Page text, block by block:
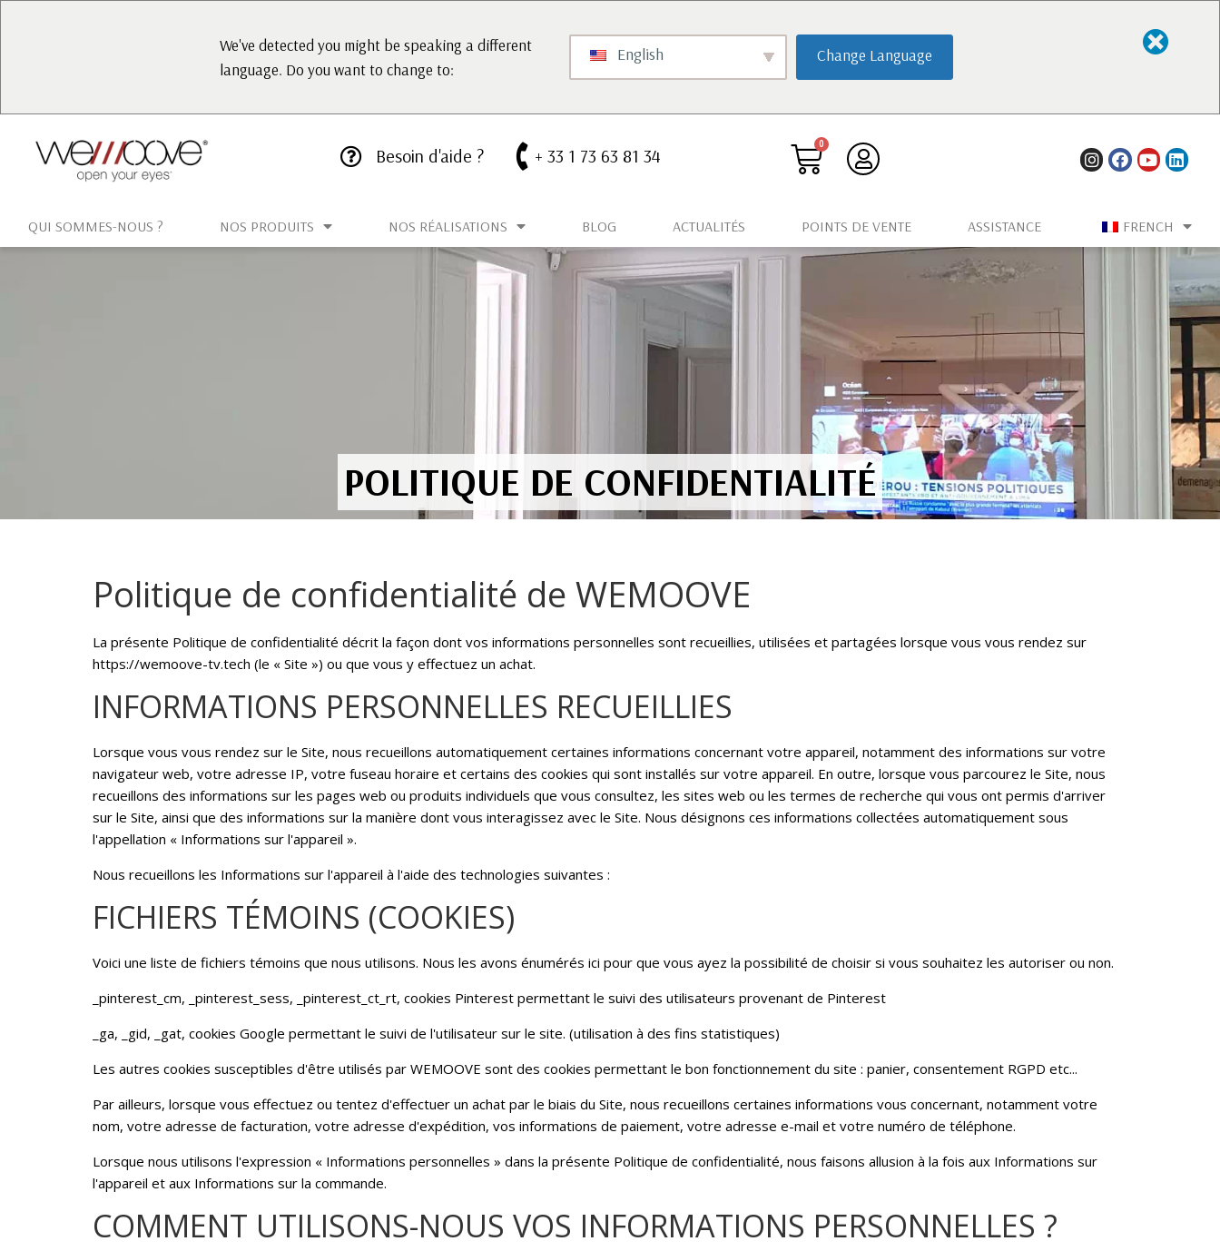
We've detected you might be speaking a different
language. Do you want to change to:
English Change Language
Besoin d'aide ? + 33 1 73 63 81 34
QUI SOMMES-NOUS ? NOS PRODUITS NOS RÉALISATIONS BLOG ACTUALITÉS POINTS DE VENTE ASSISTANCE FRENCH
POLITIQUE DE CONFIDENTIALITÉ
Politique de confidentialité de WEMOOVE
La présente Politique de confidentialité décrit la façon dont vos informations personnelles sont recueillies, utilisées et partagées lorsque vous vous rendez sur
https://wemoove-tv.tech (le « Site ») ou que vous y effectuez un achat.
INFORMATIONS PERSONNELLES RECUEILLIES
Lorsque vous vous rendez sur le Site, nous recueillons automatiquement certaines informations concernant votre appareil, notamment des informations sur votre
navigateur web, votre adresse IP, votre fuseau horaire et certains des cookies qui sont installés sur votre appareil. En outre, lorsque vous parcourez le Site, nous
recueillons des informations sur les pages web ou produits individuels que vous consultez, les sites web ou les termes de recherche qui vous ont permis d'arriver
sur le Site, ainsi que des informations sur la manière dont vous interagissez avec le Site. Nous désignons ces informations collectées automatiquement sous
l'appellation « Informations sur l'appareil ».
Nous recueillons les Informations sur l'appareil à l'aide des technologies suivantes :
FICHIERS TÉMOINS (COOKIES)
Voici une liste de fichiers témoins que nous utilisons. Nous les avons énumérés ici pour que vous ayez la possibilité de choisir si vous souhaitez les autoriser ou non.
_pinterest_cm, _pinterest_sess, _pinterest_ct_rt, cookies Pinterest permettant le suivi des utilisateurs provenant de Pinterest
_ga, _gid, _gat, cookies Google permettant le suivi de l'utilisateur sur le site. (utilisation à des fins statistiques)
Les autres cookies susceptibles d'être utilisés par WEMOOVE sont des cookies permettant le bon fonctionnement du site : panier, consentement RGPD etc...
Par ailleurs, lorsque vous effectuez ou tentez d'effectuer un achat par le biais du Site, nous recueillons certaines informations vous concernant, notamment votre
nom, votre adresse de facturation, votre adresse d'expédition, vos informations de paiement, votre adresse e-mail et votre numéro de téléphone.
Lorsque nous utilisons l'expression « Informations personnelles » dans la présente Politique de confidentialité, nous faisons allusion à la fois aux Informations sur
l'appareil et aux Informations sur la commande.
COMMENT UTILISONS-NOUS VOS INFORMATIONS PERSONNELLES ?